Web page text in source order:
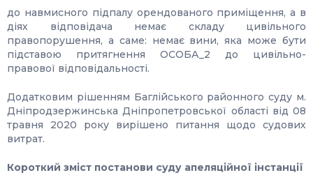
до навмисного підпалу орендованого приміщення, а в
діях відповідача немає складу цивільного
правопорушення, а саме: немає вини, яка може бути
підставою притягнення ОСОБА_2 до цивільно-
правової відповідальності.
Додатковим рішенням Баглійського районного суду м.
Дніпродзержинська Дніпропетровської області від 08
травня 2020 року вирішено питання щодо судових
витрат.
Короткий зміст постанови суду апеляційної інстанції